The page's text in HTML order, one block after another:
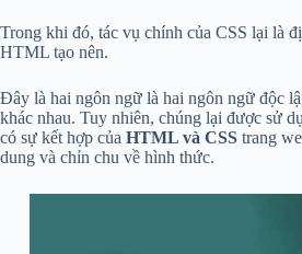
Trong khi đó, tác vụ chính của CSS lại là
HTML tạo nên.
Đây là hai ngôn ngữ là hai ngôn ngữ độc
khác nhau. Tuy nhiên, chúng lại được sử
có sự kết hợp của HTML và CSS trang
dung và chỉn chu về hình thức.